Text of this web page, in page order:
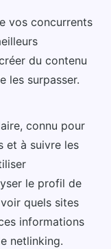
vos concurrents
du contenu
les surpasser.
connu pour
et à suivre les
le profil de
quels sites
informations
netlinking.